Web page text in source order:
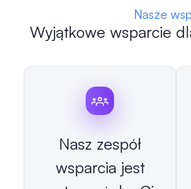
Nasze
Wyjątkowe wsparcie
Nasz zespół
wsparcia jest